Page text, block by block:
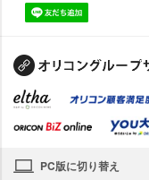
PC版に切り替え